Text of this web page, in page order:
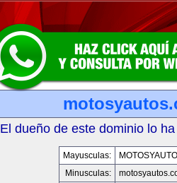
El dueño de este dominio lo
Mayusculas:
Minusculas: